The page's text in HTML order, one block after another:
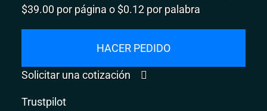
$39.00 por página o $0.12 por palabra
HACER PEDIDO
Solicitar una cotización
Trustpilot